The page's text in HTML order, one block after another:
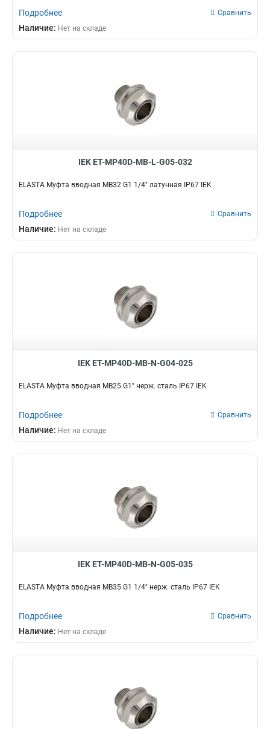
Подробнее Сравнить
Наличие: Нет на складе
IEK ET-MP40D-MB-L-G05-032
ELASTA Муфта вводная MB32 G1 1/4" латунная IP67 IEK
Подробнее Сравнить
Наличие: Нет на складе
IEK ET-MP40D-MB-N-G04-025
ELASTA Муфта вводная MB25 G1" нерж. сталь IP67 IEK
Подробнее Сравнить
Наличие: Нет на складе
IEK ET-MP40D-MB-N-G05-035
ELASTA Муфта вводная MB35 G1 1/4" нерж. сталь IP67 IEK
Подробнее Сравнить
Наличие: Нет на складе